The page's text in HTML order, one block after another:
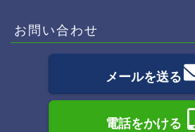
お問い合わせ
メールを送る
電話をかける